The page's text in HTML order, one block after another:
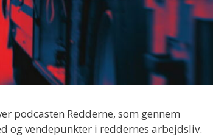
podcasten Redderne, som gennem
og vendepunkter i reddernes arbejdsliv.